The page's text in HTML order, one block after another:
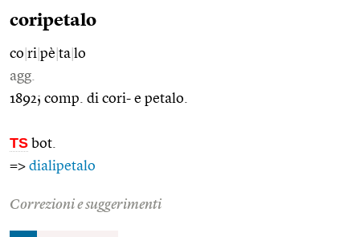
coripetalo
co ri pè ta lo
agg.
1892; comp. di cori- e petalo.
TS bot.
=> dialipetalo
Correzioni e suggerimenti